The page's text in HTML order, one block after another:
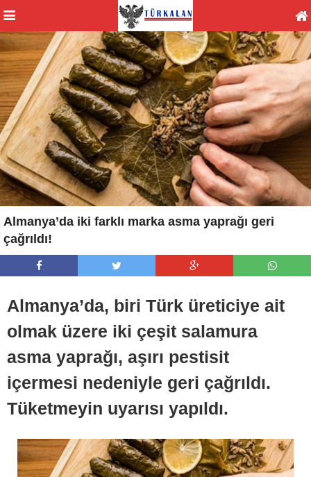
Almanya’da iki farklı marka asma yaprağı geri
çağrıldı!
Almanya’da, biri Türk üreticiye ait
olmak üzere iki çeşit salamura
asma yaprağı, aşırı pestisit
içermesi nedeniyle geri çağrıldı.
Tüketmeyin uyarısı yapıldı.